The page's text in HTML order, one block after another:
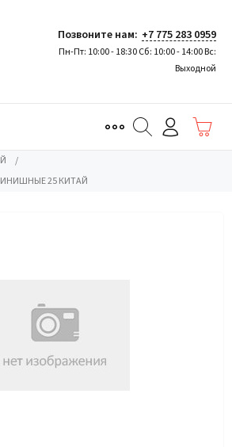
Позвоните нам: +7 775 283 0959
Пн-Пт: 10:00 - 18:30 Сб: 10:00 - 14:00 Вс:
Выходной
/
25 КИТАЙ